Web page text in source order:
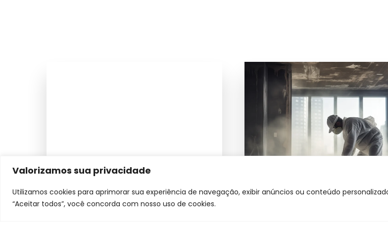
Valorizamos sua privacidade
Utilizamos cookies para aprimorar sua experiência de navegação, exibir anúncios ou conteúdo
“Aceitar todos”, você concorda com nosso uso de cookies.